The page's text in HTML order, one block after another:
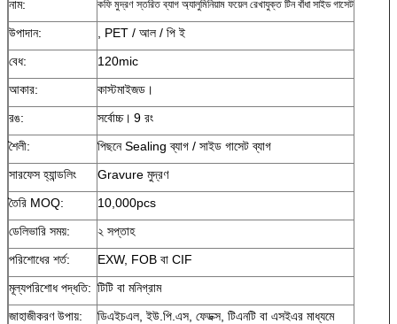
নাম: কফি মুদ্রণ স্তরিত ব্যাগ অ্যালুমিনিয়াম ফয়েল রেখাযুক্ত টিন বাঁধা সাইড গাসেট
উপাদান:
, PET / আল / পি ই
বেধ:
120mic
আকার:
কাস্টমাইজড।
রঙ:
সর্বোচ্চ। 9 রং
শৈলী:
পিছনে Sealing ব্যাগ / সাইড গাসেট ব্যাগ
সারফেস হ্যান্ডলিং
Gravure মুদ্রণ
তৈরি MOQ:
10,000pcs
ডেলিভারি সময়:
২ সপ্তাহ
পরিশোধের শর্ত:
EXW, FOB বা CIF
মূল্যপরিশোধ পদ্ধতি: টিটি বা মনিগ্রাম
জাহাজীকরণ উপায়:
ডিএইচএল, ইউ.পি.এস, ফেডক্স, টিএনটি বা এসইএর মাধ্যমে